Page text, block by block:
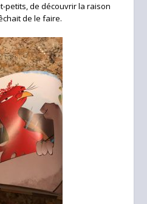
petits, de découvrir la raison
de le faire.